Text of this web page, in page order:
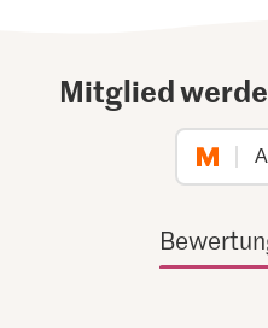
Mitglied